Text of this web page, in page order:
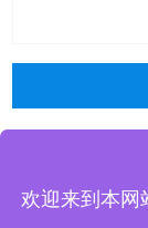
东
欢迎来到本网